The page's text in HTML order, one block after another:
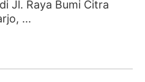
Jl. Raya Bumi Citra
...